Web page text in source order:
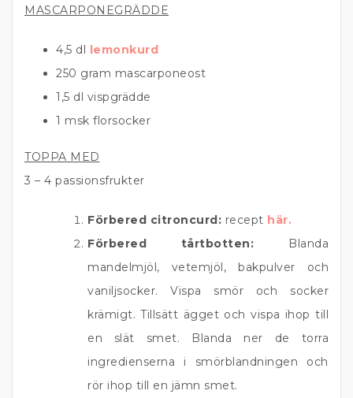
MASCARPONEGRÄDDE
4,5 dl lemonkurd
250 gram mascarponeost
1,5 dl vispgrädde
1 msk florsocker
TOPPA MED
3 – 4 passionsfrukter
Förbered citroncurd: recept här.
Förbered tårtbotten: Blanda
mandelmjöl, vetemjöl, bakpulver och
vaniljsocker. Vispa smör och socker
krämigt. Tillsätt ägget och vispa ihop till
en slät smet. Blanda ner de torra
ingredienserna i smörblandningen och
rör ihop till en jämn smet.